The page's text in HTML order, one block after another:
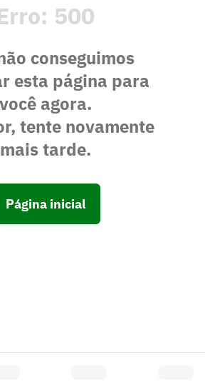
500
conseguimos
esta página para
você agora.
tente novamente
mais tarde.
Página inicial